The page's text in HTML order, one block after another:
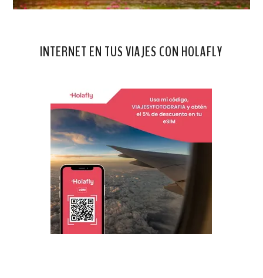
INTERNET EN TUS VIAJES CON HOLAFLY